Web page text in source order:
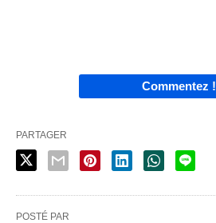
Commentez !
PARTAGER
POSTÉ PAR